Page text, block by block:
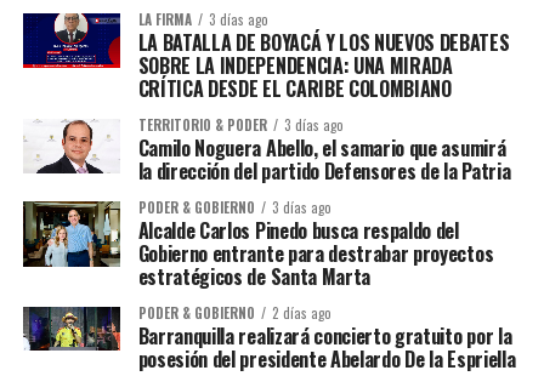
LA FIRMA 3 días ago
LA BATALLA DE BOYACÁ Y LOS NUEVOS DEBATES
SOBRE LA INDEPENDENCIA: UNA MIRADA
CRÍTICA DESDE EL CARIBE COLOMBIANO
TERRITORIO & PODER 3 días ago
Camilo Noguera Abello, el samario que asumirá
la dirección del partido Defensores de la Patria
PODER & GOBIERNO 3 días ago
Alcalde Carlos Pinedo busca respaldo del
Gobierno entrante para destrabar proyectos
estratégicos de Santa Marta
PODER & GOBIERNO 2 días ago
Barranquilla realizará concierto gratuito por la
posesión del presidente Abelardo De la Espriella